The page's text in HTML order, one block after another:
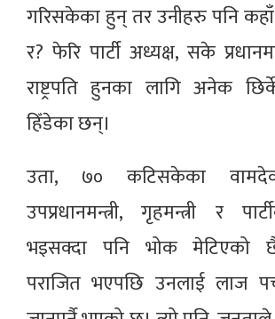
गरिसकेका हुन् तर उनीहरु पनि
र? फेरि पार्टी अध्यक्ष, सके
राष्ट्रपति हुनका लागि अनेक
हिँडेका छन्।
उता, ७० कटिसकेका
उपप्रधानमन्त्री, गृहमन्त्री र
भइसक्दा पनि भोक मेटिएको
पराजित भएपछि उनलाई लाज